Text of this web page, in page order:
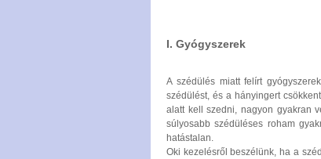
I. Gyógyszerek
A szédülés miatt felírt
szédülést, és a hányingert
alatt kell szedni, nagyon gyakran
súlyosabb szédüléses roham
hatástalan.
Oki kezelésről beszélünk, ha a